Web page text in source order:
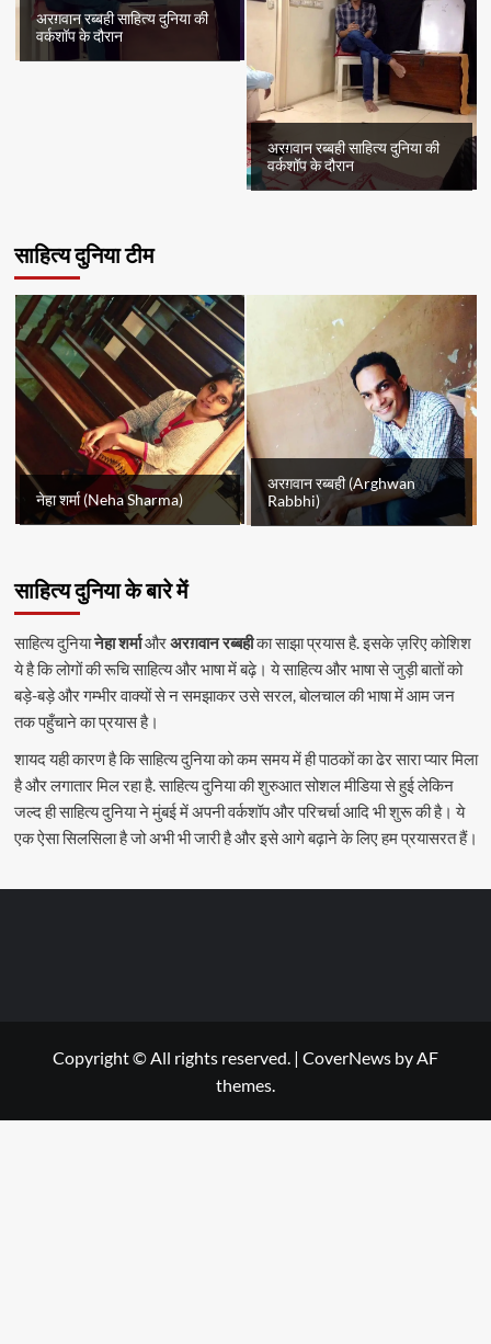
अरग़वान रब्बही साहित्य दुनिया की
वर्कशॉप के दौरान
अरग़वान रब्बही साहित्य दुनिया की
वर्कशॉप के दौरान
साहित्य दुनिया टीम
नेहा शर्मा (Neha Sharma)
अरग़वान रब्बही (Arghwan
Rabbhi)
साहित्य दुनिया के बारे में
साहित्य दुनियानेहा शर्माऔरअरग़वान रब्बहीका साझा प्रयास है. इसके ज़रिए कोशिश
ये है कि लोगों की रूचि साहित्य और भाषा में बढ़े। ये साहित्य और भाषा से जुड़ी बातों को
बड़े-बड़े और गम्भीर वाक्यों से न समझाकर उसे सरल, बोलचाल की भाषा में आम जन
तक पहुँचाने का प्रयास है।
शायद यही कारण है कि साहित्य दुनिया को कम समय में ही पाठकों का ढेर सारा प्यार मिला
है और लगातार मिल रहा है. साहित्य दुनिया की शुरुआत सोशल मीडिया से हुई लेकिन
जल्द ही साहित्य दुनिया ने मुंबई में अपनी वर्कशॉप और परिचर्चा आदि भी शुरू की है। ये
एक ऐसा सिलसिला है जो अभी भी जारी है और इसे आगे बढ़ाने के लिए हम प्रयासरत हैं।
Copyright © All rights reserved. | CoverNews by AF
themes.